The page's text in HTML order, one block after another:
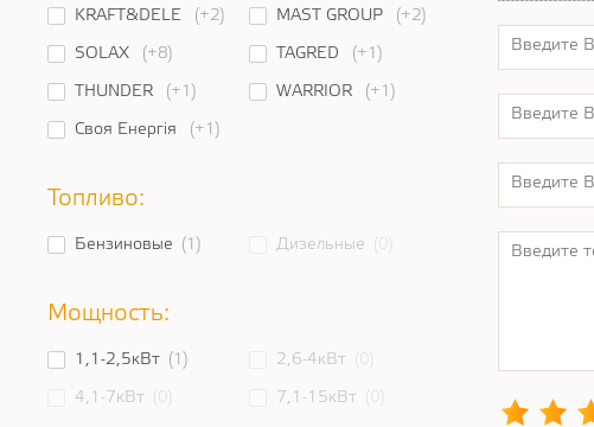
KRAFT&DELE (+2) MAST GROUP (+2)
SOLAX (+8) TAGRED (+1)
THUNDER (+1) WARRIOR (+1)
Своя Енергія (+1)
Топливо:
Бензиновые (1) Дизельные (0)
Мощность:
1,1-2,5кВт (1) 2,6-4кВт (0)
4,1-7кВт (0) 7,1-15кВт (0)